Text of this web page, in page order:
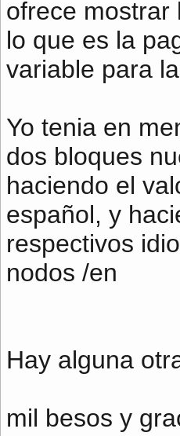
ofrece mostrar
lo que es la
variable para
Yo tenia en
dos bloques
haciendo el
español, y
respectivos
nodos /en
Hay alguna
mil besos y